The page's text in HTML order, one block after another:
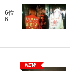
6位
6
NEW